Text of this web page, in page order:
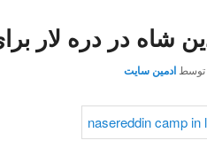
شاه در دره لار
توسط ادمین سایت